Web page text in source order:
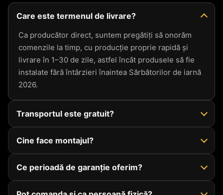
Care este termenul de livrare?
Ca producător direct, suntem pregătiți să onorăm
comenzile la timp, cu producție proprie rapidă și
livrare în 1–30 de zile, astfel încât produsele să fie
instalate fără întârzieri înaintea Sărbătorilor de iarnă
2026.
Transportul este gratuit?
Cine face montajul?
Ce perioadă de garanție oferim?